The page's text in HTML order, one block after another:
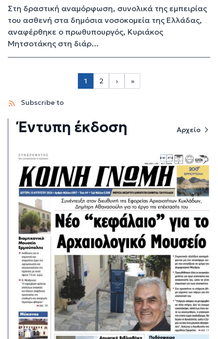
Στη δραστική αναμόρφωση, συνολικά της εμπειρίας
του ασθενή στα δημόσια νοσοκομεία της Ελλάδας,
αναφέρθηκε ο πρωθυπουργός, Κυριάκος
Μητσοτάκης στη διάρ...
Σελιδοποίηση
1 Page 2
2
Next page
›
Last page
»
Subscribe to
Έντυπη έκδοση Αρχείο